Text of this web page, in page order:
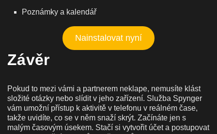
Poznámky a kalendář
Nainstalovat nyní
Závěr
Pokud to mezi vámi a partnerem neklape, nemusíte klást
složité otázky nebo slídit v jeho zařízení. Služba Spynger
vám umožní přístup k aktivitě v telefonu v reálném čase,
takže uvidíte, co se v něm snaží skrýt. Začínáte jen s
malým časovým úsekem. Stačí si vytvořit účet a postupovat